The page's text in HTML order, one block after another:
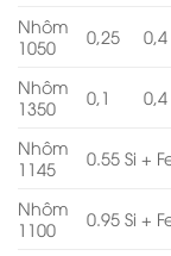
Nhôm
1050
0,25 0,4
Nhôm
1350
0,1 0,4
Nhôm
1145
0.55 Si +
Nhôm
1100
0.95 Si +